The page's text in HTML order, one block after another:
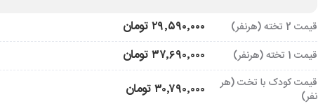
قیمت 2 تخته (هرنفر) ۲۹٬۵۹۰٬۰۰۰ تومان
قیمت 1 تخته (هرنفر) ۳۷٬۶۹۰٬۰۰۰ تومان
قیمت کودک با تخت (هر
نفر)
۳۰٬۷۹۰٬۰۰۰ تومان